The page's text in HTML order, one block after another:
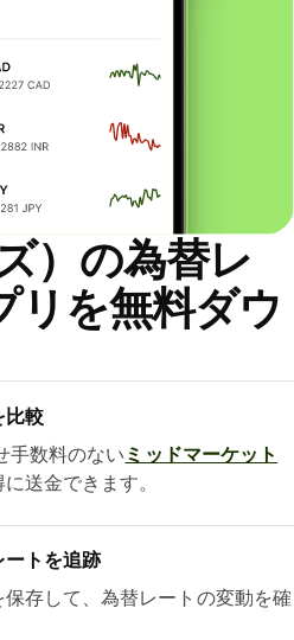
）の為替レ
リを無料ダウ
比較
手数料のない ミッドマーケット
送金できます。
ートを追跡
存して、為替レートの変動を確